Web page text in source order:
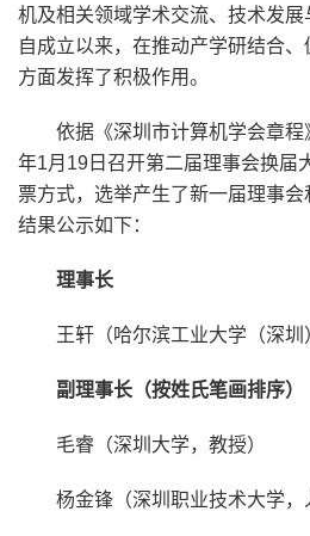
机及相关领域学术交流、技术发展
自成立以来，在推动产学研结合
方面发挥了积极作用。
依据《深圳市计算机学会章
年1月19日召开第二届理事会换届
票方式，选举产生了新一届理事
结果公示如下：
理事长
王轩（哈尔滨工业大学（深圳
副理事长（按姓氏笔画排序）
毛睿（深圳大学，教授）
杨金锋（深圳职业技术大学，